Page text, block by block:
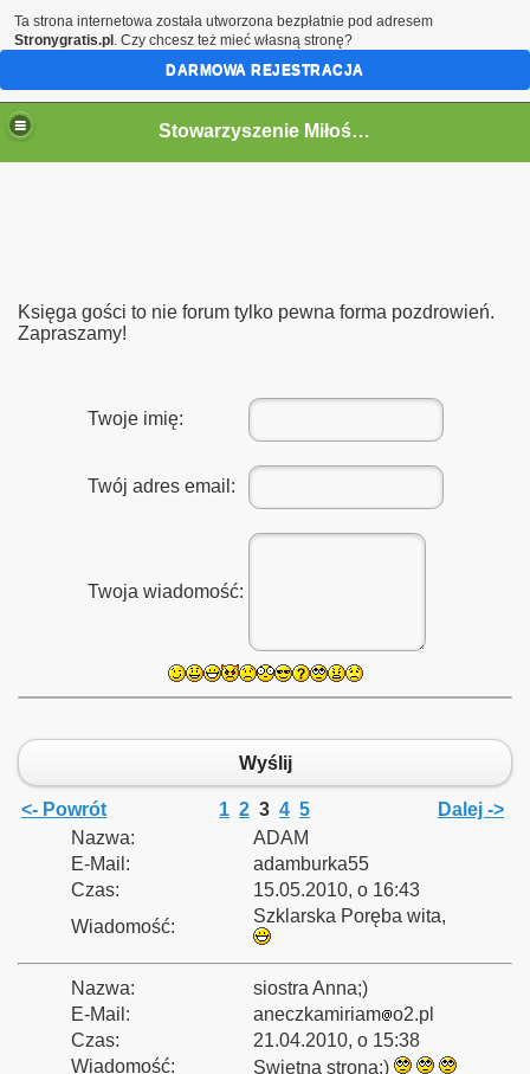
Stowarzyszenie Miłośników Kolei w Jaworzynie Śląskiej.
Księga gości to nie forum tylko pewna forma pozdrowień.
Zapraszamy!
Twoje imię:
Twój adres email:
Twoja wiadomość:
Wyślij
<- Powrót 1 2 3 4 5
Dalej ->
Nazwa:
ADAM
E-Mail:
adamburka55
Czas:
15.05.2010, o 16:43
Wiadomość:
Szklarska Poręba wita,
Nazwa:
siostra Anna;)
E-Mail:
aneczkamiriam o2.pl
Czas:
21.04.2010, o 15:38
Wiadomość:
Swietna strona;)
13-14.09.2014r
2014r. „
"Historia i Współczesność"
dawnej magistrali kolejowej Berlin - Wrocław w
Śląska - Kamieniec Ząbkowicki - Nysa oraz Nysa
- Rzepin
Ta strona internetowa została utworzona bezpłatnie pod adresem
Stronygratis.pl . Czy chcesz też mieć własną stronę?
DARMOWA REJESTRACJA